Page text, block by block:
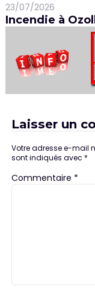
23/07/2026
Incendie à
Laisser un
Votre adresse e-mail
sont indiqués avec *
Commentaire *